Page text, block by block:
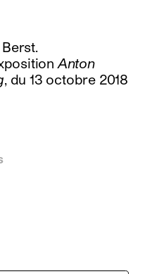
Anton
, du 13 octobre 2018